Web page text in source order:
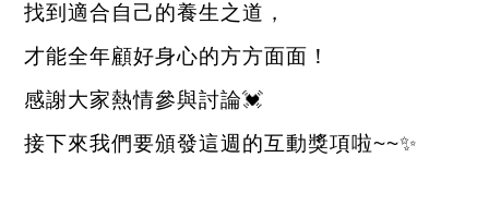
找到適合自己的養生之道，
才能全年顧好身心的方方面面！
感謝大家熱情參與討論💓
接下來我們要頒發這週的互動獎項啦~~✨